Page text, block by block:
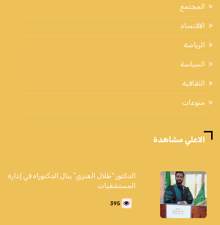
المجتمع
الاقتصاد
الرياضة
السياسة
الثقافية
منوعات
الاعلي مشاهدة
الدكتور "طلال العنزي" ينال الدكتوراه في إدارة
المستشفيات
395